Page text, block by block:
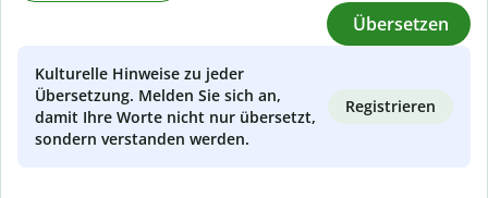
Übersetzen
Kulturelle Hinweise zu jeder
Übersetzung. Melden Sie sich an,
damit Ihre Worte nicht nur übersetzt,
sondern verstanden werden.
Registrieren